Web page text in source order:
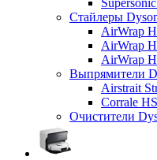
Стайлеры
AirWrap
AirWrap
AirWrap
Выпрямители
Airstrait
Corrale
Очистители